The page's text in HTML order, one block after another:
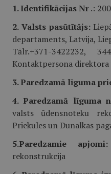
1. Identifikācijas Nr.:
2. Valsts pasūtītājs:
departaments, Latvija,
Tālr.+371-3422232,
Kontaktpersona direktora
3. Paredzamā līguma
4. Paredzamā līguma
valsts ūdensnoteku
Priekules un Dunalkas
5.Paredzamie apjomi:
rekonstrukcija